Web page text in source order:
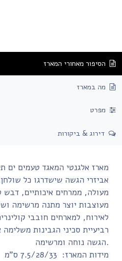
הסיפור מאחורי המארז
מה במארז
מפרט
דירוג & ביקורות
מארז אלגנטי המאגד טעמים ים
אביזרי הגשה שישדרגו כל שולחן.
מעולה, ממרחים איכותיים, דבש
מעוצבות יוצר מתנה מרשימה
לאירוח, למארחים חובבי קולינריה
רביעיית סכיני הגבינות משלימה
מידות המארז: 7.5/28/33 ס"מ